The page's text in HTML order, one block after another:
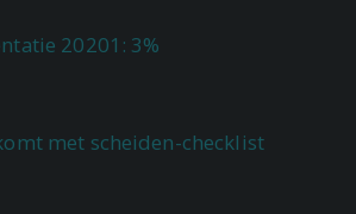
20201: 3%
met scheiden-checklist